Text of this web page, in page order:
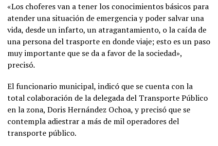
«Los choferes van a tener los conocimientos básicos para
atender una situación de emergencia y poder salvar una
vida, desde un infarto, un atragantamiento, o la caída de
una persona del trasporte en donde viaje; esto es un paso
muy importante que se da a favor de la sociedad»,
precisó.
El funcionario municipal, indicó que se cuenta con la
total colaboración de la delegada del Transporte Público
en la zona, Doris Hernández Ochoa, y precisó que se
contempla adiestrar a más de mil operadores del
transporte público.